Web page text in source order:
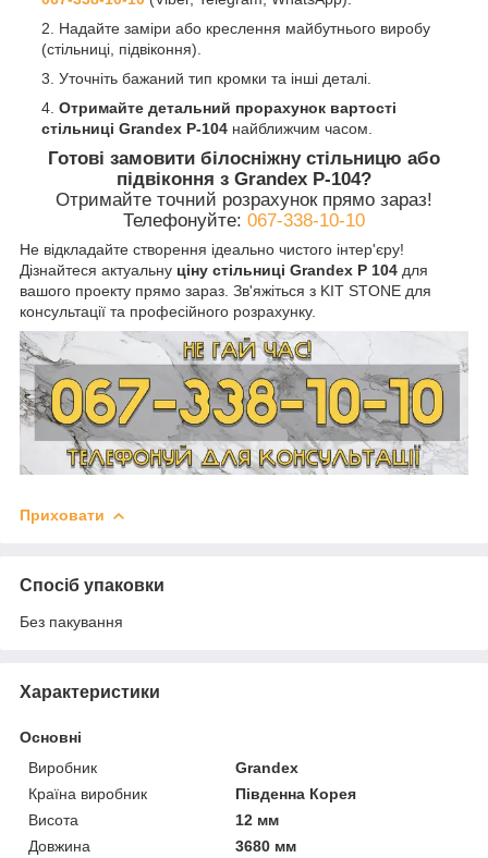
Надайте заміри або креслення майбутнього виробу
(стільниці, підвіконня).
Уточніть бажаний тип кромки та інші деталі.
Отримайте детальний прорахунок вартості
стільниці Grandex P-104 найближчим часом.
Готові замовити білосніжну стільницю або
підвіконня з Grandex P-104?
Отримайте точний розрахунок прямо зараз!
Телефонуйте: 067-338-10-10
Не відкладайте створення ідеально чистого інтер'єру!
Дізнайтеся актуальну ціну стільниці Grandex P 104 для
вашого проекту прямо зараз. Зв'яжіться з KIT STONE для
консультації та професійного розрахунку.
Приховати
Спосіб упаковки
Без пакування
Характеристики
Основні
Виробник
Grandex
Країна виробник
Південна Корея
Висота
12 мм
Довжина
3680 мм